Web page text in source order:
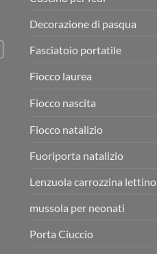
Decorazione di pasqua
Fasciatoio portatile
Fiocco laurea
Fiocco nascita
Fiocco natalizio
Fuoriporta natalizio
Lenzuola carrozzina lettino
mussola per neonati
Porta Ciuccio